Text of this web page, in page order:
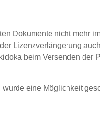
Dokumente nicht mehr
Lizenzverlängerung
beim Versenden der
eine Möglichkeit